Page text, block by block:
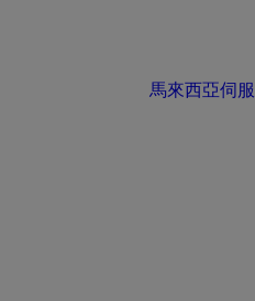
馬來西亞伺